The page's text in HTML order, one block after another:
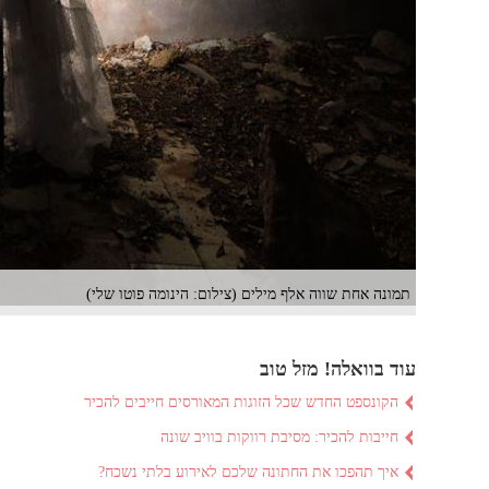
תמונה אחת שווה אלף מילים (צילום: הינומה פוטו שלי)
עוד בוואלה! מזל טוב
הקונספט החדש שכל הזוגות המאורסים חייבים להכיר
חייבות להכיר: מסיבת רווקות בוויב שונה
איך תהפכו את החתונה שלכם לאירוע בלתי נשכח?